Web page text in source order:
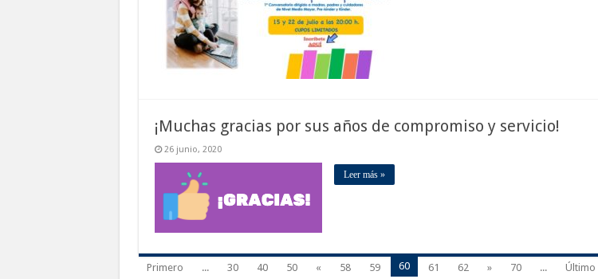
¡Muchas gracias por sus años de compromiso y servicio!
26 junio, 2020
Leer más »
Primero ... 30 40 50 « 58 59 60 61 62 » 70 ... Último